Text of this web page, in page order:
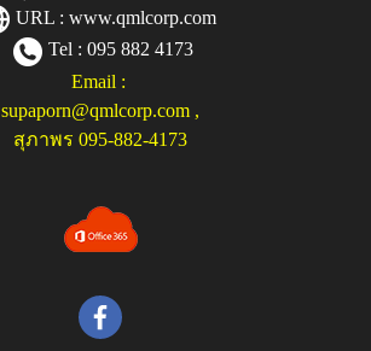
URL : www.qmlcorp.com
Tel : 095 882 4173
Email :
supaporn@qmlcorp.com ,
สุภาพร 095-882-4173